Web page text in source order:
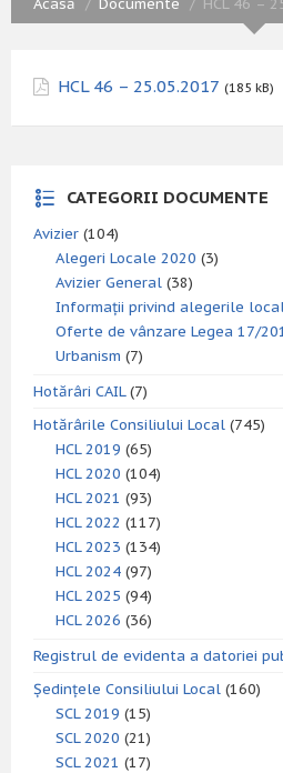
Acasă Documente HCL 46 –
HCL 46 – 25.05.2017 (185 kB)
CATEGORII DOCUMENTE
Avizier (104)
Alegeri Locale 2020 (3)
Avizier General (38)
Informații privind alegerile
Oferte de vânzare Legea 17/
Urbanism (7)
Hotărâri CAIL(7)
Hotărârile Consiliului Local (745)
HCL 2019 (65)
HCL 2020 (104)
HCL 2021 (93)
HCL 2022 (117)
HCL 2023 (134)
HCL 2024 (97)
HCL 2025 (94)
HCL 2026 (36)
Registrul de evidenta a datoriei
Ședințele Consiliului Local (160)
SCL 2019 (15)
SCL 2020 (21)
SCL 2021 (17)